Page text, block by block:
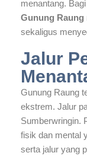
menantang.
Gunung Raung
sekaligus
Jalur
Gunung Raung
ekstrem. Jalur
Sumberwringin.
fisik dan mental
serta jalur yang